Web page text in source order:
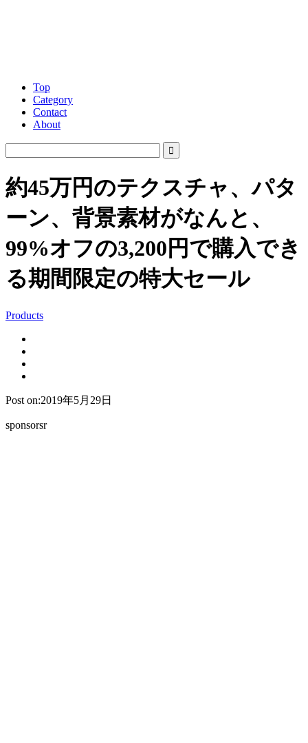
Top
Category
Contact
About
約45万円のテクスチャ、パタ
ーン、背景素材がなんと、
99%オフの3,200円で購入でき
る期間限定の特大セール
Products
Post on:2019年5月29日
sponsorsr